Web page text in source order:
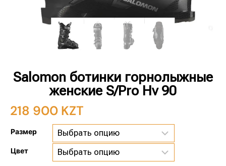
Salomon ботинки горнолыжные
женские S/Pro Hv 90
218 900 KZT
Размер
Цвет